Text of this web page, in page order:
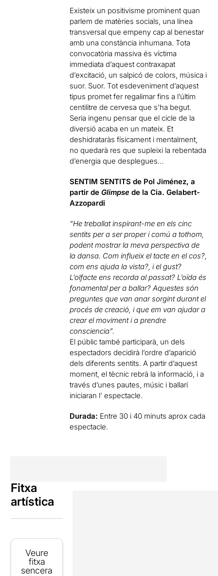
Existeix un positivisme prominent quan
parlem de matèries socials, una línea
transversal que empeny cap al benestar
amb una constància inhumana. Tota
convocatòria massiva és víctima
immediata d’aquest contraxapat
d’excitació, un salpicó de colors, música i
suor. Suor. Tot esdeveniment d’aquest
tipus promet fer regalimar fins a l’últim
centilitre de cervesa que s’ha begut.
Seria ingenu pensar que el cicle de la
diversió acaba en un mateix. Et
deshidrataràs físicament i mentalment,
no quedarà res que supleixi la rebentada
d’energia que desplegues…
SENTIM SENTITS de Pol Jiménez, a
partir deGlimpse de la Cia. Gelabert-
Azzopardi
“He treballat inspirant-me en els cinc
sentits per a ser proper i comú a tothom,
podent mostrar la meva perspectiva de
la dansa. Com influeix el tacte en el cos?,
com ens ajuda la vista?, i el gust?
L’olfacte ens recorda al passat? L’oïda és
fonamental per a ballar? Aquestes són
preguntes que van anar sorgint durant el
procés de creació, i que em van ajudar a
crear el moviment i a prendre
consciencia”.
El públic també participarà, un dels
espectadors decidirà l’ordre d’aparició
dels diferents sentits. A partir d’aquest
moment, el tècnic rebrà la informació, i a
través d’unes pautes, músic i ballarí
iniciaran l’ espectacle.
Durada: Entre 30 i 40 minuts aprox cada
espectacle.
Fitxa
artística
Veure
fitxa
sencera